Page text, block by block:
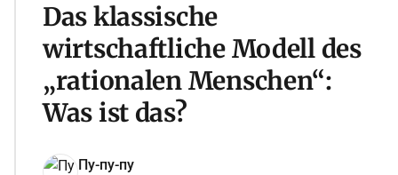
Das klassische
wirtschaftliche Modell des
„rationalen Menschen“:
Was ist das?
Пу-пу-пу